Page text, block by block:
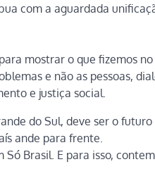
com a aguardada
mostrar o que fizemos
e não as pessoas,
e justiça social.
do Sul, deve ser o
ande para frente.
Brasil. E para isso,